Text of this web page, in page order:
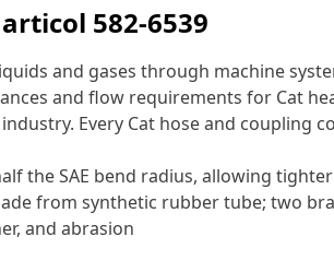
582-6539
and gases through machine
and flow requirements for Cat
Every Cat hose and coupling
the SAE bend radius, allowing
from synthetic rubber tube; two
and abrasion